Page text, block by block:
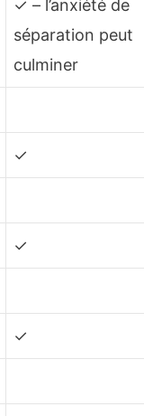
✓ – l’anxiété de
séparation peut
culminer
✓
✓
✓